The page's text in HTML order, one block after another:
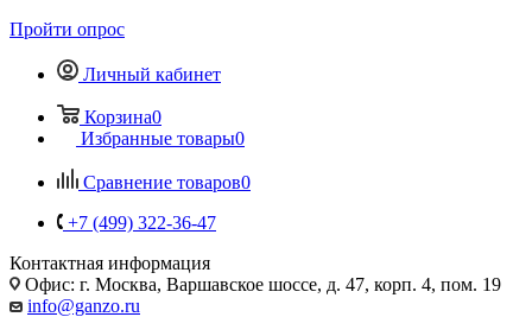
Пройти опрос
Личный кабинет
Корзина0
Избранные товары0
Сравнение товаров0
+7 (499) 322-36-47
Контактная информация
Офис: г. Москва, Варшавское шоссе, д. 47, корп. 4, пом. 19
info@ganzo.ru